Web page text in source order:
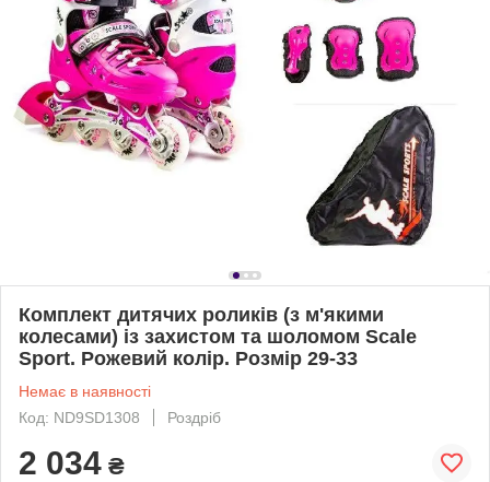
Комплект дитячих роликів (з м'якими
колесами) із захистом та шоломом Scale
Sport. Рожевий колір. Розмір 29-33
Немає в наявності
Код: ND9SD1308
Роздріб
2 034 ₴